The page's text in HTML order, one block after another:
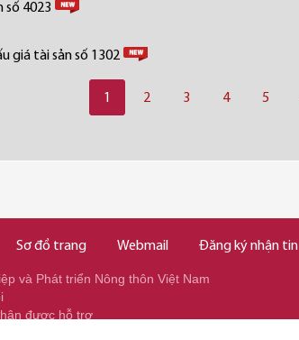
số 4023
giá tài sản số 1302
1 2 3 4 5
Sơ đồ trang Webmail Đăng ký nhận tin
và Phát triển Nông thôn Việt Nam
được hỗ trợ